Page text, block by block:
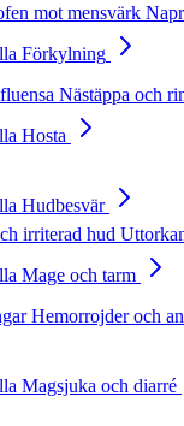
mot mensvärk
Förkylning
Nästäppa och
Hosta
Hudbesvär
irriterad hud
Mage och tarm
Hemorrojder och
Magsjuka och diarré